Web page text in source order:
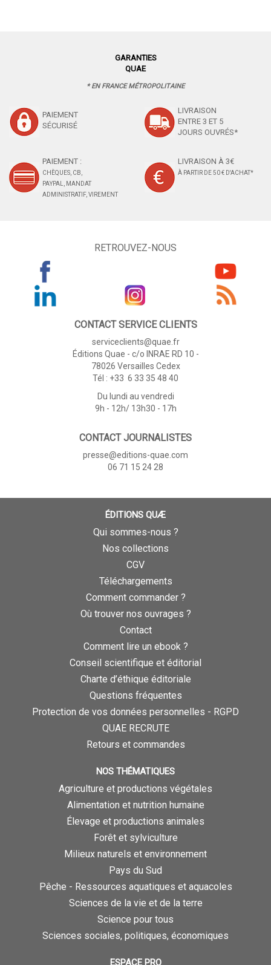
GARANTIES
QUAE
* EN FRANCE MÉTROPOLITAINE
PAIEMENT
SÉCURISÉ
LIVRAISON
ENTRE 3 ET 5
JOURS OUVRÉS*
PAIEMENT :
CHÈQUES, CB,
PAYPAL, MANDAT
ADMINISTRATIF, VIREMENT
LIVRAISON À 3€
À PARTIR DE 50 € D'ACHAT*
RETROUVEZ-NOUS
CONTACT SERVICE CLIENTS
serviceclients@quae.fr
Éditions Quae - c/o INRAE RD 10 -
78026 Versailles Cedex
Tél : +33 6 33 35 48 40
Du lundi au vendredi
9h - 12h/ 13h30 - 17h
CONTACT JOURNALISTES
presse@editions-quae.com
06 71 15 24 28
ÉDITIONS QUÆ
Qui sommes-nous ?
Nos collections
CGV
Téléchargements
Comment commander ?
Où trouver nos ouvrages ?
Contact
Comment lire un ebook ?
Conseil scientifique et éditorial
Charte d’éthique éditoriale
Questions fréquentes
Protection de vos données personnelles - RGPD
QUAE RECRUTE
Retours et commandes
NOS THÉMATIQUES
Agriculture et productions végétales
Alimentation et nutrition humaine
Élevage et productions animales
Forêt et sylviculture
Milieux naturels et environnement
Pays du Sud
Pêche - Ressources aquatiques et aquacoles
Sciences de la vie et de la terre
Science pour tous
Sciences sociales, politiques, économiques
ESPACE PRO